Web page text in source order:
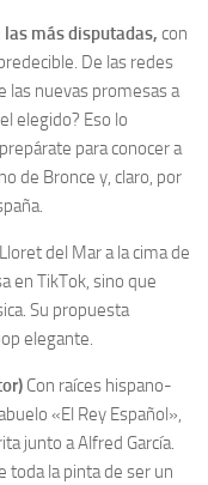
las más disputadas, con
De las redes
las nuevas promesas a
elegido? Eso lo
para conocer a
de Bronce y, claro, por
del Mar a la cima de
en TikTok, sino que
Su propuesta
elegante.
Con raíces hispano-
«El Rey Español»,
junto a Alfred García.
la pinta de ser un